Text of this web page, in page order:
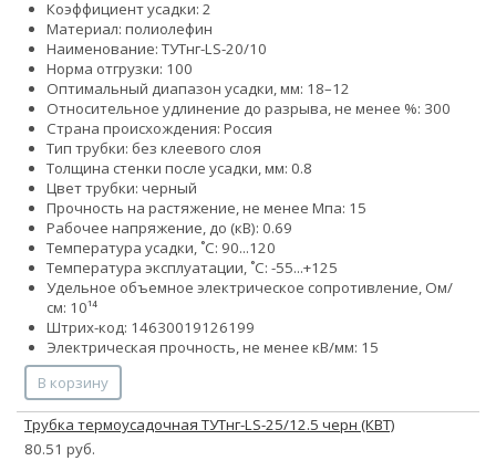
Коэффициент усадки: 2
Материал: полиолефин
Наименование: ТУТнг-LS-20/10
Норма отгрузки: 100
Оптимальный диапазон усадки, мм: 18–12
Относительное удлинение до разрыва, не менее %: 300
Страна происхождения: Россия
Тип трубки: без клеевого слоя
Толщина стенки после усадки, мм: 0.8
Цвет трубки: черный
Прочность на растяжение, не менее Мпа: 15
Рабочее напряжение, до (кВ): 0.69
Температура усадки, ˚С: 90...120
Температура эксплуатации, ˚С: -55...+125
Удельное объемное электрическое сопротивление, Ом/
см: 10¹⁴
Штрих-код: 14630019126199
Электрическая прочность, не менее кВ/мм: 15
В корзину
Трубка термоусадочная ТУТнг-LS-25/12.5 черн (КВТ)
80.51 руб.